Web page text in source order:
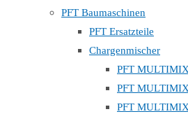
PFT Baumaschinen
PFT Ersatzteile
Chargenmischer
PFT
PFT
PFT